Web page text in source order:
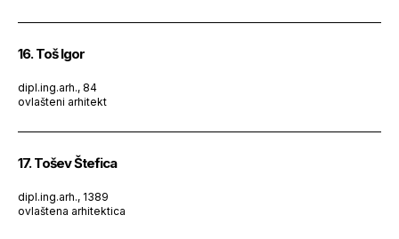
16. Toš Igor
dipl.ing.arh., 84
ovlašteni arhitekt
17. Tošev Štefica
dipl.ing.arh., 1389
ovlaštena arhitektica